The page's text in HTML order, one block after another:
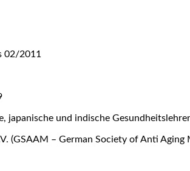
02/2011
japanische und indische
(GSAAM – German Society of Anti Aging